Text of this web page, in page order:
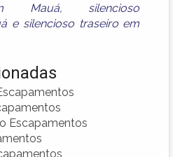
Mauá, silencioso
e silencioso traseiro em
Escapamentos